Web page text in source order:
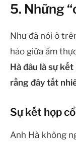
5. Những
Như đã nói ở
hảo giữa ẩm
Hà đâu là sự
rằng đây tất
Sự kết hợp
Anh Hà không